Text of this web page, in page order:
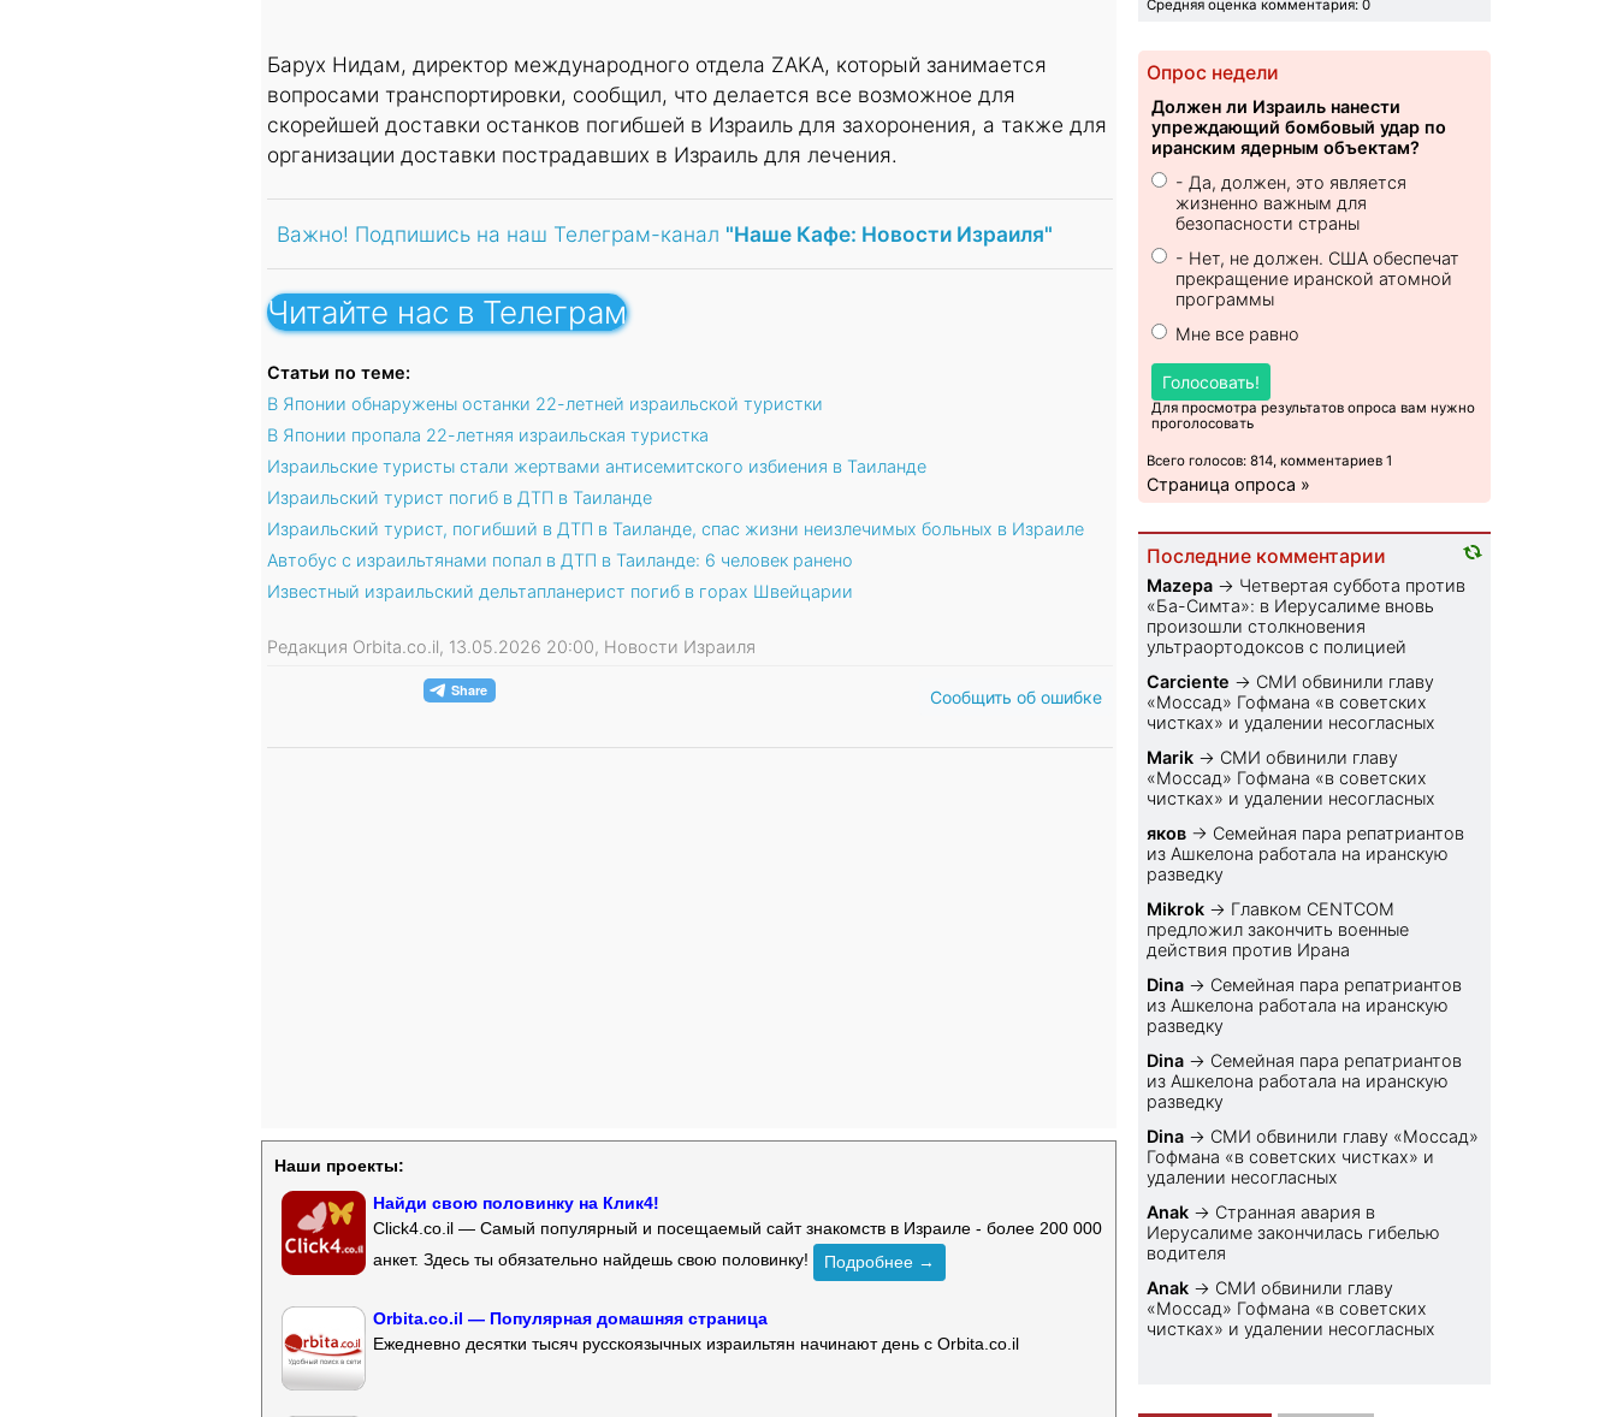
Барух Нидам, директор международного отдела ZAKA, который занимается
вопросами транспортировки, сообщил, что делается все возможное для
скорейшей доставки останков погибшей в Израиль для захоронения, а также для
организации доставки пострадавших в Израиль для лечения.
Важно! Подпишись на наш Телеграм-канал "Наше Кафе: Новости Израиля"
Читайте нас в Телеграм
Статьи по теме:
В Японии обнаружены останки 22-летней израильской туристки
В Японии пропала 22-летняя израильская туристка
Израильские туристы стали жертвами антисемитского избиения в Таиланде
Израильский турист погиб в ДТП в Таиланде
Израильский турист, погибший в ДТП в Таиланде, спас жизни неизлечимых больных в Израиле
Автобус с израильтянами попал в ДТП в Таиланде: 6 человек ранено
Известный израильский дельтапланерист погиб в горах Швейцарии
Редакция Orbita.co.il, 13.05.2026 20:00, Новости Израиля
Сообщить об ошибке
Наши проекты:
Найди свою половинку на Клик4!
Click4.co.il — Самый популярный и посещаемый сайт знакомств в Израиле - более 200 000
анкет. Здесь ты обязательно найдешь свою половинку!
Подробнее →
Orbita.co.il — Популярная домашняя страница
Ежедневно десятки тысяч русскоязычных израильтян начинают день с Orbita.co.il
Средняя оценка комментария: 0
Опрос недели
Должен ли Израиль нанести
упреждающий бомбовый удар по
иранским ядерным объектам?
- Да, должен, это является
жизненно важным для
безопасности страны
- Нет, не должен. США обеспечат
прекращение иранской атомной
программы
Мне все равно
Голосовать!
Для просмотра результатов опроса вам нужно
проголосовать
Всего голосов: 814, комментариев 1
Страница опроса »
Последние комментарии
Mazepa → Четвертая суббота против
«Ба-Симта»: в Иерусалиме вновь
произошли столкновения
ультраортодоксов с полицией
Carciente → СМИ обвинили главу
«Моссад» Гофмана «в советских
чистках» и удалении несогласных
Marik → СМИ обвинили главу
«Моссад» Гофмана «в советских
чистках» и удалении несогласных
яков → Семейная пара репатриантов
из Ашкелона работала на иранскую
разведку
Mikrok → Главком CENTCOM
предложил закончить военные
действия против Ирана
Dina → Семейная пара репатриантов
из Ашкелона работала на иранскую
разведку
Dina → Семейная пара репатриантов
из Ашкелона работала на иранскую
разведку
Dina → СМИ обвинили главу «Моссад»
Гофмана «в советских чистках» и
удалении несогласных
Anak → Странная авария в
Иерусалиме закончилась гибелью
водителя
Anak → СМИ обвинили главу
«Моссад» Гофмана «в советских
чистках» и удалении несогласных